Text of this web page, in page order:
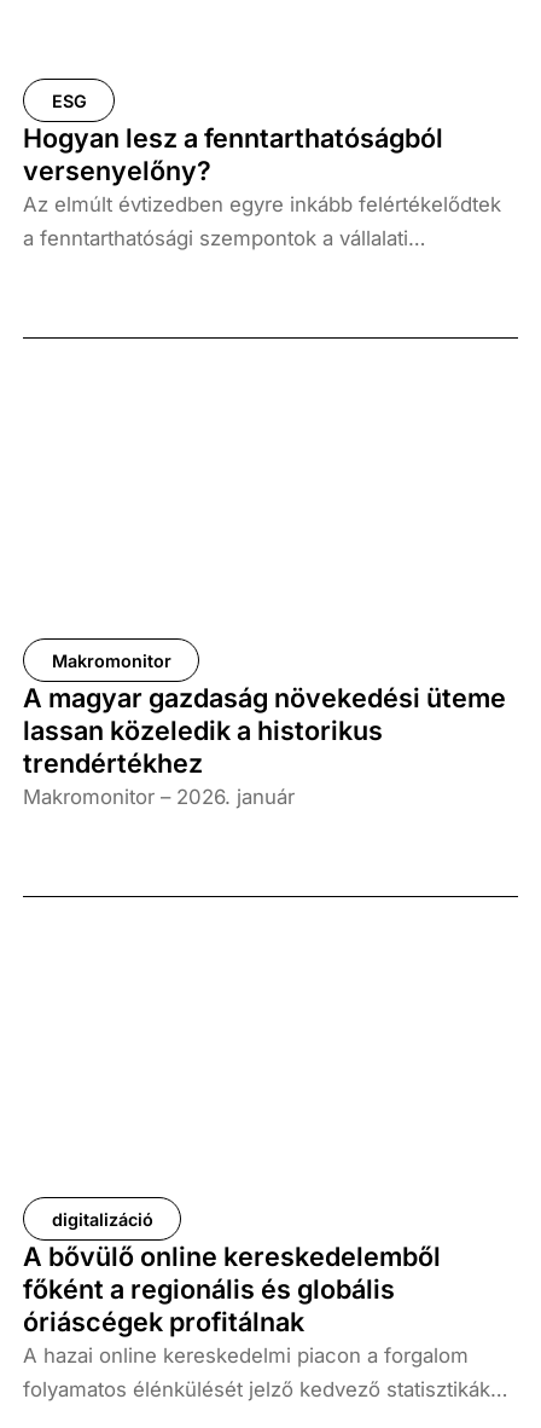
ESG
Hogyan lesz a fenntarthatóságból
versenyelőny?
Az elmúlt évtizedben egyre inkább felértékelődtek
a fenntarthatósági szempontok a vállalati
Governance: környezeti, társadalmi és irányítási)
kapcsolódhat az ESG-teljesítményhez.
Makromonitor
A magyar gazdaság növekedési üteme
lassan közeledik a historikus
trendértékhez
Makromonitor – 2026. január
digitalizáció
A bővülő online kereskedelemből
főként a regionális és globális
óriáscégek profitálnak
A hazai online kereskedelmi piacon a forgalom
folyamatos élénkülését jelző kedvező statisztikák